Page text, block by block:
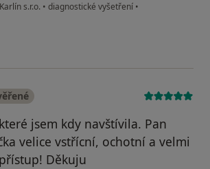
s.r.o. • diagnostické vyšetření •
Novák
jsem kdy navštívila. Pan
velice vstřícní, ochotní a velmi
Děkuju